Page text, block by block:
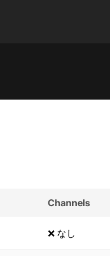
Channels
❌ なし